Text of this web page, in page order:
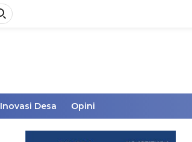
Inovasi Desa Opini